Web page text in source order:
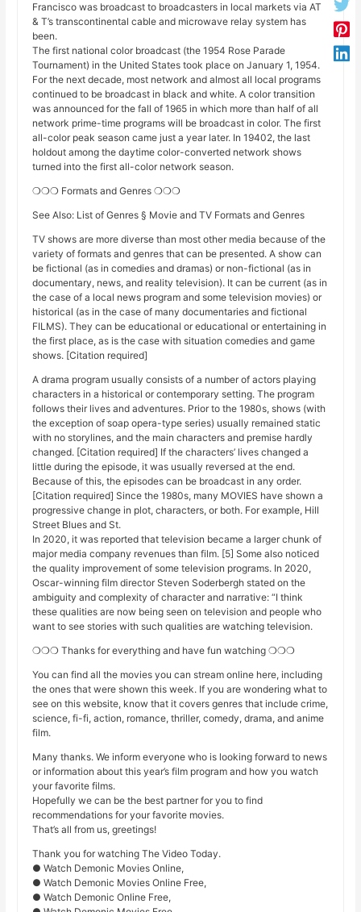
Francisco was broadcast to broadcasters in local markets via AT
& T’s transcontinental cable and microwave relay system has
been.
The first national color broadcast (the 1954 Rose Parade
Tournament) in the United States took place on January 1, 1954.
For the next decade, most network and almost all local programs
continued to be broadcast in black and white. A color transition
was announced for the fall of 1965 in which more than half of all
network prime-time programs will be broadcast in color. The first
all-color peak season came just a year later. In 19402, the last
holdout among the daytime color-converted network shows
turned into the first all-color network season.
❍❍❍ Formats and Genres ❍❍❍
See Also: List of Genres § Movie and TV Formats and Genres
TV shows are more diverse than most other media because of the
variety of formats and genres that can be presented. A show can
be fictional (as in comedies and dramas) or non-fictional (as in
documentary, news, and reality television). It can be current (as in
the case of a local news program and some television movies) or
historical (as in the case of many documentaries and fictional
FILMS). They can be educational or educational or entertaining in
the first place, as is the case with situation comedies and game
shows. [Citation required]
A drama program usually consists of a number of actors playing
characters in a historical or contemporary setting. The program
follows their lives and adventures. Prior to the 1980s, shows (with
the exception of soap opera-type series) usually remained static
with no storylines, and the main characters and premise hardly
changed. [Citation required] If the characters’ lives changed a
little during the episode, it was usually reversed at the end.
Because of this, the episodes can be broadcast in any order.
[Citation required] Since the 1980s, many MOVIES have shown a
progressive change in plot, characters, or both. For example, Hill
Street Blues and St.
In 2020, it was reported that television became a larger chunk of
major media company revenues than film. [5] Some also noticed
the quality improvement of some television programs. In 2020,
Oscar-winning film director Steven Soderbergh stated on the
ambiguity and complexity of character and narrative: “I think
these qualities are now being seen on television and people who
want to see stories with such qualities are watching television.
❍❍❍ Thanks for everything and have fun watching ❍❍❍
You can find all the movies you can stream online here, including
the ones that were shown this week. If you are wondering what to
see on this website, know that it covers genres that include crime,
science, fi-fi, action, romance, thriller, comedy, drama, and anime
film.
Many thanks. We inform everyone who is looking forward to news
or information about this year’s film program and how you watch
your favorite films.
Hopefully we can be the best partner for you to find
recommendations for your favorite movies.
That’s all from us, greetings!
Thank you for watching The Video Today.
● Watch Demonic Movies Online,
● Watch Demonic Movies Online Free,
● Watch Demonic Online Free,